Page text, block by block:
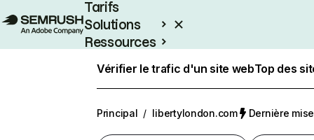
Tarifs
Solutions
Ressources
Vérifier le trafic d'un site webTop des
Principal / libertylondon.com Dernière